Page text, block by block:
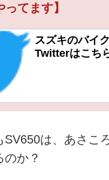
てます】
スズキのバイ
Twitterはこち
SV650は、あさこ
のか？